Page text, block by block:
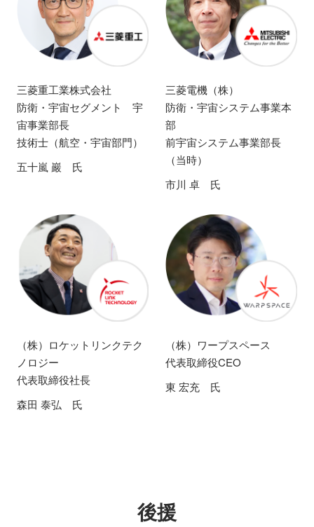
三菱重工業株式会社
防衛・宇宙セグメント 宇
宙事業部長
技術士（航空・宇宙部門）
五十嵐 巖 氏
三菱電機（株）
防衛・宇宙システム事業本
部
前宇宙システム事業部長
（当時）
市川 卓 氏
（株）ロケットリンクテク
ノロジー
代表取締役社長
森田 泰弘 氏
（株）ワープスペース
代表取締役CEO
東 宏充 氏
後援